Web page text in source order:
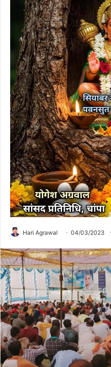
Hari Agrawal 04/03/2023